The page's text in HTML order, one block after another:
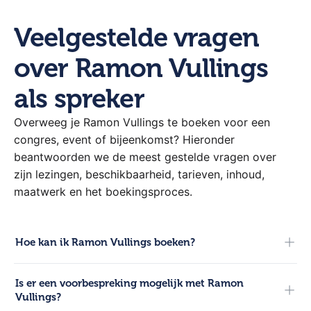
Veelgestelde vragen
over Ramon Vullings
als spreker
Overweeg je Ramon Vullings te boeken voor een
congres, event of bijeenkomst? Hieronder
beantwoorden we de meest gestelde vragen over
zijn lezingen, beschikbaarheid, tarieven, inhoud,
maatwerk en het boekingsproces.
Hoe kan ik Ramon Vullings boeken?
adviseurs. Bel 0321-317 121, start een chat via de website
of mail naar info@hetsprekersburo.nl.
Is er een voorbespreking mogelijk met Ramon
Vullings?